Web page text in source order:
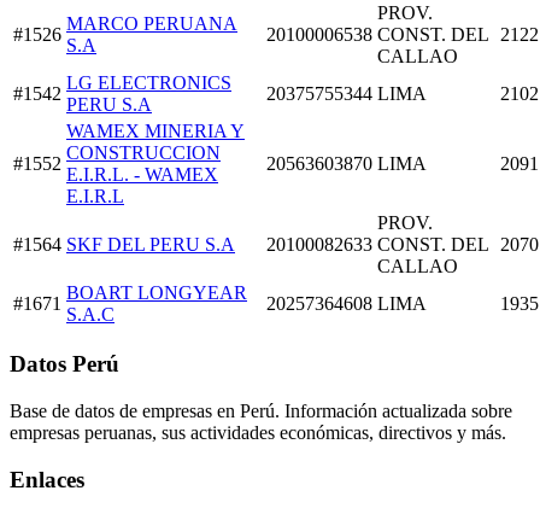
#1526
MARCO PERUANA
S.A
20100006538
PROV.
CONST. DEL
CALLAO
#1542
LG ELECTRONICS
PERU S.A
20375755344 LIMA
#1552
WAMEX MINERIA Y
CONSTRUCCION
E.I.R.L. - WAMEX
E.I.R.L
20563603870 LIMA
#1564 SKF DEL PERU S.A 20100082633
PROV.
CONST. DEL
CALLAO
#1671
BOART LONGYEAR
S.A.C
20257364608 LIMA
Datos Perú
Base de datos de empresas en Perú. Información actualizada sobre
empresas peruanas, sus actividades económicas, directivos y más.
Enlaces